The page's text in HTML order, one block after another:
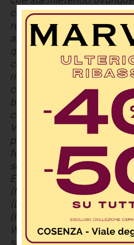
consensi, sarà Micaela.
regista Panizza a dire la
assolutamente molto
qualche eccellenza. Alcuni
conoscevo già e sono
ritrovati in questa
conoscevo, ma è un cast
bene. Il tenore Paolo
con me la recita di Carmen
Verona il 29 agosto scorso
passato un mese insieme.
feeling ed è un ottimo
scenicamente”. A
Esposito (Frasquita),
(Mercedes), Lorenzo
(Dancairo), Alberto Munafò
(Remendado), Liu Haoran
Wang Xudong (Zuniga). Il
siciliano diretto da